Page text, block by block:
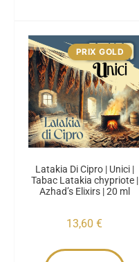
PRIX GOLD
Latakia Di Cipro | Unici |
Tabac Latakia chypriote |
Azhad’s Elixirs | 20 ml
13,60 €